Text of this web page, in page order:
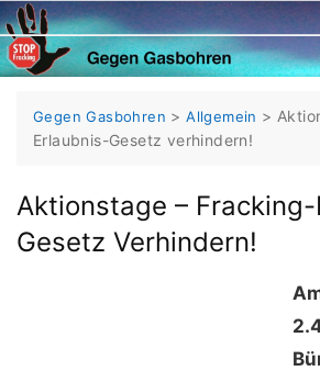
Skip
to
content
Gegen Gasbohren >Allgemein >
Erlaubnis-Gesetz verhindern!
Aktionstage –
Gesetz Verhindern!